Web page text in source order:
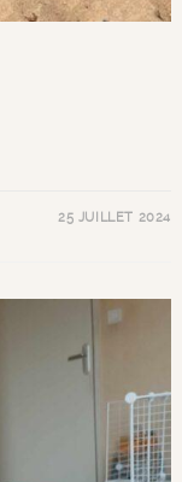
25 JUILLET 2024